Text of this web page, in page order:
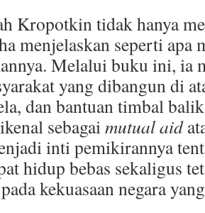
Kropotkin tidak hanya
menjelaskan seperti apa
Melalui buku ini, ia
yang dibangun di
dan bantuan timbal
sebagaimutual aid
inti pemikirannya
hidup bebas sekaligus
kekuasaan negara